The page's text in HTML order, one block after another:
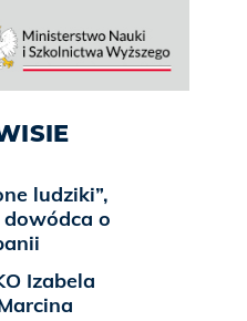
ludziki”,
dowódca o
Izabela